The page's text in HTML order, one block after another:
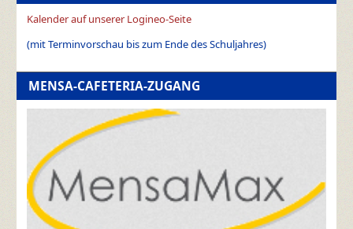
Kalender auf unserer Logineo-Seite
(mit Terminvorschau bis zum Ende des Schuljahres)
MENSA-CAFETERIA-ZUGANG